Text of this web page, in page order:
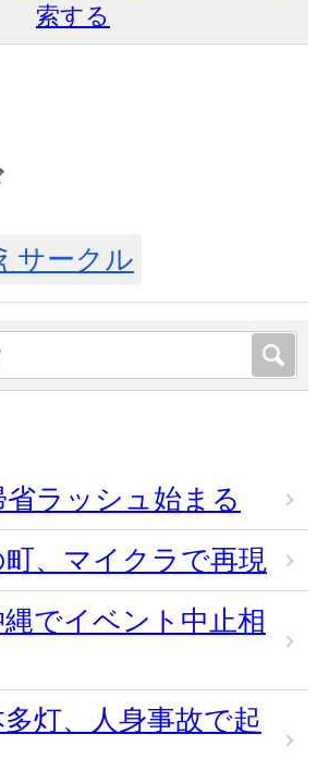
索する
サークル
省ラッシュ始まる
、マイクラで再現
でイベント中止相
灯、人身事故で起